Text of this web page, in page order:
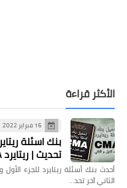
الأكثر قراءة
16 فبراير 2022
تحديث | ريتايرد CMA
الثاني آخر تحد…